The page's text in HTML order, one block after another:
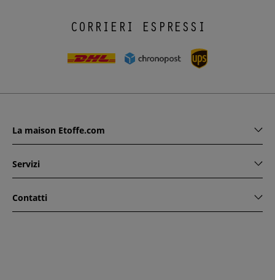
CORRIERI ESPRESSI
La maison Etoffe.com
Servizi
Contatti